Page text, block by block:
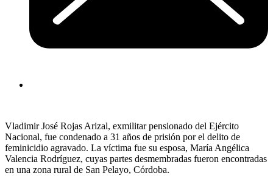
Vladimir José Rojas Arizal, exmilitar pensionado del Ejército
Nacional, fue condenado a 31 años de prisión por el delito de
feminicidio agravado. La víctima fue su esposa, María Angélica
Valencia Rodríguez, cuyas partes desmembradas fueron encontradas
en una zona rural de San Pelayo, Córdoba.